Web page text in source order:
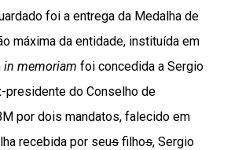
foi a entrega da Medalha de
máxima da entidade, instituída em
in memoriam foi concedida a Sergio
presidente do Conselho de
por dois mandatos, falecido em
recebida por seus filhos, Sergio